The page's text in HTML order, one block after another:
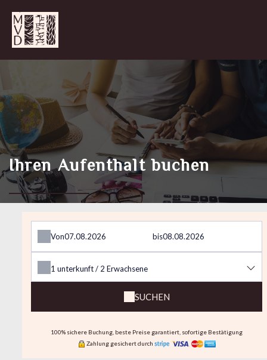
Ihren Aufenthalt buchen
Von bis
1unterkunft / 2Erwachsene
SUCHEN
100% sichere Buchung, beste Preise garantiert, sofortige Bestätigung
Zahlung gesichert durch